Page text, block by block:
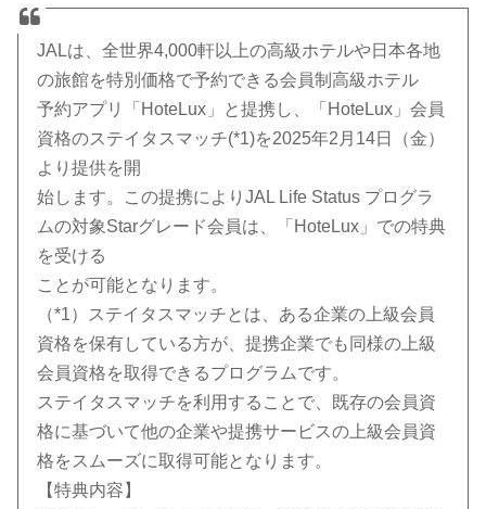
JALは、全世界4,000軒以上の高級ホテルや日本各地
の旅館を特別価格で予約できる会員制高級ホテル
予約アプリ「HoteLux」と提携し、「HoteLux」会員
資格のステイタスマッチ(*1)を2025年2月14日（金）
より提供を開
始します。この提携によりJAL Life Status プログラ
ムの対象Starグレード会員は、「HoteLux」での特典
を受ける
ことが可能となります。
（*1）ステイタスマッチとは、ある企業の上級会員
資格を保有している方が、提携企業でも同様の上級
会員資格を取得できるプログラムです。
ステイタスマッチを利用することで、既存の会員資
格に基づいて他の企業や提携サービスの上級会員資
格をスムーズに取得可能となります。
【特典内容】